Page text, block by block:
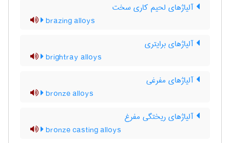
آلیاژهای لحیم کاری سخت
brazing alloys
آلیاژهای برایتری
brightray alloys
آلیاژهای مفرغی
bronze alloys
آلیاژهای ریختگی مفرغ
bronze casting alloys